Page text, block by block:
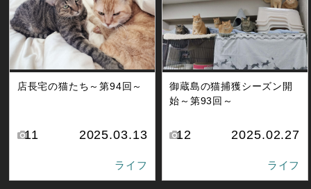
店長宅の猫たち～第94回～
11 2025.03.13
ライフ
御蔵島の猫捕獲シーズン開
始～第93回～
12 2025.02.27
ライフ